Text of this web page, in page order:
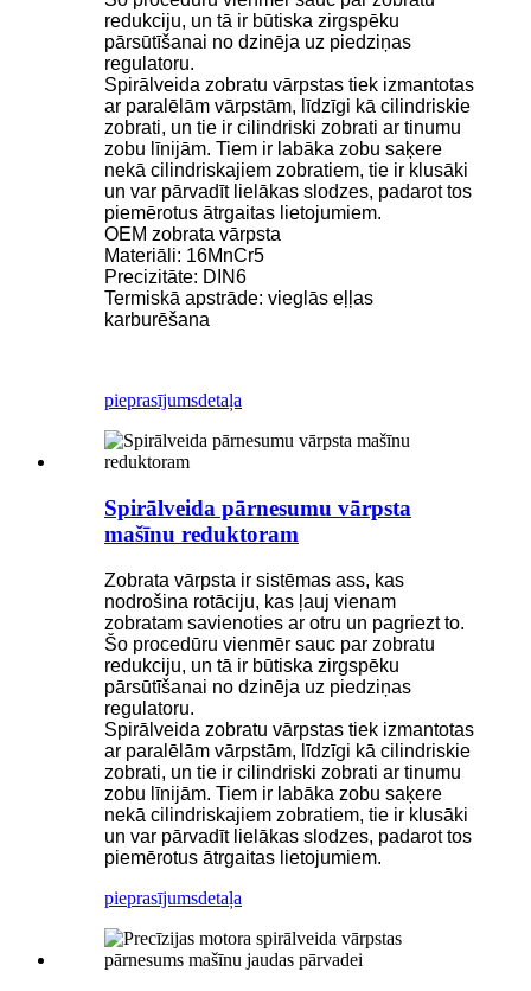
redukciju, un tā ir būtiska zirgspēku
pārsūtīšanai no dzinēja uz piedziņas
regulatoru.
Spirālveida zobratu vārpstas tiek izmantotas
ar paralēlām vārpstām, līdzīgi kā cilindriskie
zobrati, un tie ir cilindriski zobrati ar tinumu
zobu līnijām. Tiem ir labāka zobu saķere
nekā cilindriskajiem zobratiem, tie ir klusāki
un var pārvadīt lielākas slodzes, padarot tos
piemērotus ātrgaitas lietojumiem.
OEM zobrata vārpsta
Materiāli: 16MnCr5
Precizitāte: DIN6
Termiskā apstrāde: vieglās eļļas
karburēšana
pieprasījumsdetaļa
Spirālveida pārnesumu vārpsta
mašīnu reduktoram
Zobrata vārpsta ir sistēmas ass, kas
nodrošina rotāciju, kas ļauj vienam
zobratam savienoties ar otru un pagriezt to.
Šo procedūru vienmēr sauc par zobratu
redukciju, un tā ir būtiska zirgspēku
pārsūtīšanai no dzinēja uz piedziņas
regulatoru.
Spirālveida zobratu vārpstas tiek izmantotas
ar paralēlām vārpstām, līdzīgi kā cilindriskie
zobrati, un tie ir cilindriski zobrati ar tinumu
zobu līnijām. Tiem ir labāka zobu saķere
nekā cilindriskajiem zobratiem, tie ir klusāki
un var pārvadīt lielākas slodzes, padarot tos
piemērotus ātrgaitas lietojumiem.
pieprasījumsdetaļa